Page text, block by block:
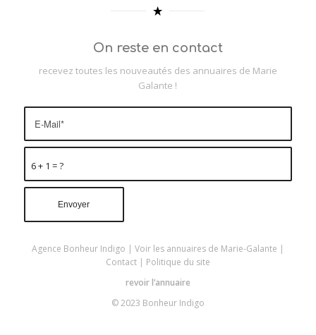
On reste en contact
recevez toutes les nouveautés des annuaires de Marie
Galante !
6 + 1 = ?
Agence Bonheur Indigo | Voir les annuaires de Marie-Galante |
Contact| Politique du site
revoir l’annuaire
© 2023 Bonheur Indigo